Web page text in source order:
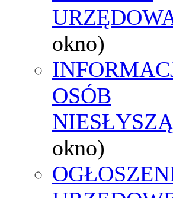
okno)
OSÓB
okno)